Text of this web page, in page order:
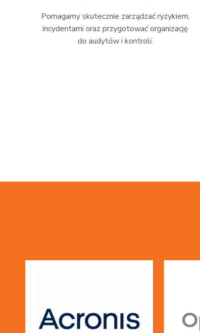
Pomagamy skutecznie zarządzać ryzykiem,
incydentami oraz przygotować organizację
do audytów i kontroli.